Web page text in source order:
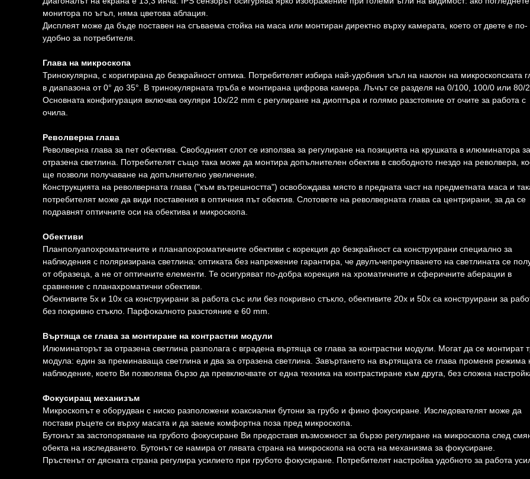
монитора по ъгъл, няма цветова аблация.
Дисплеят може да бъде поставен на сгъваема стойка на маса или монтиран директно върху камерата, което от двете е по-
удобно за потребителя.
Глава на микроскопа
Тринокулярна, с коригирана до безкрайност оптика. Потребителят избира най-удобния ъгъл на наклон на микроскопската
в диапазона от 0° до 35°. В тринокулярната тръба е монтирана цифрова камера. Лъчът се разделя на 0/100, 100/0 или 80/
Основната конфигурация включва окуляри 10x/22 mm с регулиране на диоптъра и голямо разстояние от очите за работа с
очила.
Револверна глава
Револверна глава за пет обектива. Свободният слот се използва за регулиране на позицията на крушката в илюминатора за
отразена светлина. Потребителят също така може да монтира допълнителен обектив в свободното гнездо на револвера,
ще позволи получаване на допълнително увеличение.
Конструкцията на револверната глава ("към вътрешността") освобождава място в предната част на предметната маса и
потребителят може да види поставения в оптичния път обектив. Слотовете на револверната глава са центрирани, за да се
подравнят оптичните оси на обектива и микроскопа.
Обективи
Планполуапохроматичните и планапохроматичните обективи с корекция до безкрайност са конструирани специално за
наблюдения с поляризирана светлина: оптиката без напрежениe гарантира, че двулъчепречупването на светлината се
от образеца, а не от оптичните елементи. Те осигуряват по-добра корекция на хроматичните и сферичните аберации в
сравнение с планахроматични обективи.
Обективите 5x и 10x са конструирани за работа със или без покривно стъкло, обективите 20x и 50x са конструирани за
без покривно стъкло. Парфокалното разстояние е 60 mm.
Въртяща се глава за монтиране на контрастни модули
Илюминаторът за отразена светлина разполага с вградена въртяща се глава за контрастни модули. Могат да се монтират
модула: един за преминаваща светлина и два за отразена светлина. Завъртането на въртящата се глава променя режима
наблюдение, което Ви позволява бързо да превключвате от една техника на контрастиране към друга, без сложна
Фокусиращ механизъм
Микроскопът е оборудван с ниско разположени коаксиални бутони за грубо и фино фокусиране. Изследователят може да
постави ръцете си върху масата и да заеме комфортна поза пред микроскопа.
Бутонът за застопоряване на грубото фокусиране Ви предоставя възможност за бързо регулиране на микроскопа след
обекта на изследването. Бутонът се намира от лявата страна на микроскопа на оста на механизма за фокусиране.
Пръстенът от дясната страна регулира усилието при грубото фокусиране. Потребителят настройва удобното за работа